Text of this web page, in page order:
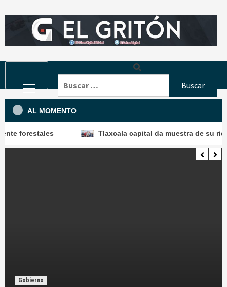
to
Menu
AL MOMENTO
Tlaxcala capital da muestra de su
Gobierno